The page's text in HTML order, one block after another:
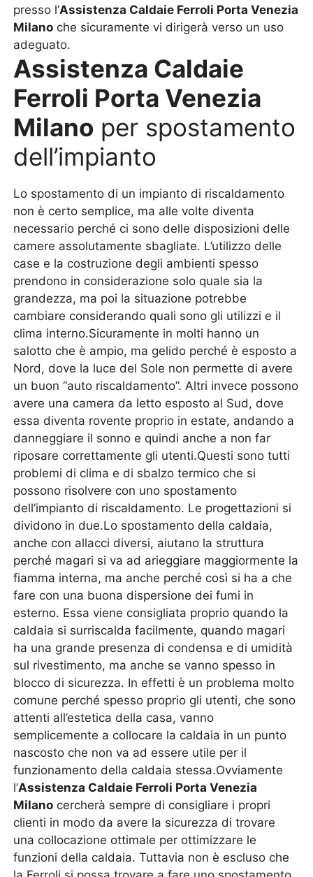
presso l’Assistenza Caldaie Ferroli Porta Venezia
Milano che sicuramente vi dirigerà verso un uso
adeguato.
Assistenza Caldaie
Ferroli Porta Venezia
Milano per spostamento
dell’impianto
Lo spostamento di un impianto di riscaldamento
non è certo semplice, ma alle volte diventa
necessario perché ci sono delle disposizioni delle
camere assolutamente sbagliate. L’utilizzo delle
case e la costruzione degli ambienti spesso
prendono in considerazione solo quale sia la
grandezza, ma poi la situazione potrebbe
cambiare considerando quali sono gli utilizzi e il
clima interno.Sicuramente in molti hanno un
salotto che è ampio, ma gelido perché è esposto a
Nord, dove la luce del Sole non permette di avere
un buon “auto riscaldamento”. Altri invece possono
avere una camera da letto esposto al Sud, dove
essa diventa rovente proprio in estate, andando a
danneggiare il sonno e quindi anche a non far
riposare correttamente gli utenti.Questi sono tutti
problemi di clima e di sbalzo termico che si
possono risolvere con uno spostamento
dell’impianto di riscaldamento. Le progettazioni si
dividono in due.Lo spostamento della caldaia,
anche con allacci diversi, aiutano la struttura
perché magari si va ad arieggiare maggiormente la
fiamma interna, ma anche perché così si ha a che
fare con una buona dispersione dei fumi in
esterno. Essa viene consigliata proprio quando la
caldaia si surriscalda facilmente, quando magari
ha una grande presenza di condensa e di umidità
sul rivestimento, ma anche se vanno spesso in
blocco di sicurezza. In effetti è un problema molto
comune perché spesso proprio gli utenti, che sono
attenti all’estetica della casa, vanno
semplicemente a collocare la caldaia in un punto
nascosto che non va ad essere utile per il
funzionamento della caldaia stessa.Ovviamente
l’Assistenza Caldaie Ferroli Porta Venezia
Milano cercherà sempre di consigliare i propri
clienti in modo da avere la sicurezza di trovare
una collocazione ottimale per ottimizzare le
funzioni della caldaia. Tuttavia non è escluso che